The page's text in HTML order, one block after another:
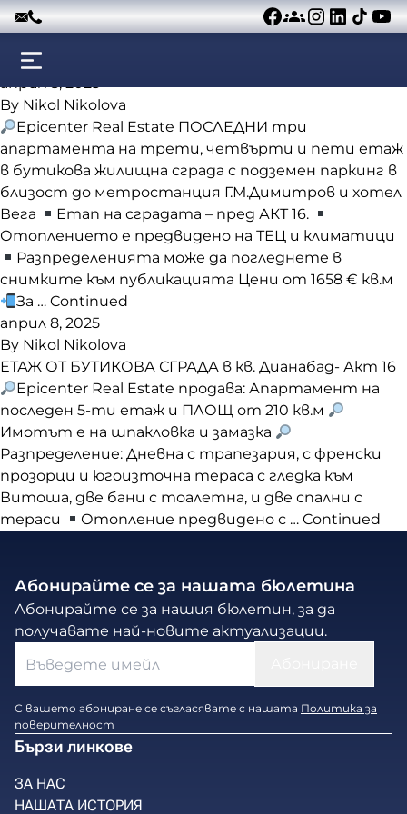
Към съдържанието
април 8, 2025
By Nikol Nikolova
Epicenter Real Estate ПОСЛЕДНИ три
апартамента на трети, четвърти и пети етаж
в бутикова жилищна сграда с подземен паркинг в
близост до метростанция Г.М.Димитров и хотел
Вега
Етап на сградата – пред АКТ 16.
Отоплението е предвидено на ТЕЦ и климатици
Разпределенията може да погледнете в
снимките към публикацията Цени от 1658 € кв.м
За …Continued
април 8, 2025
By Nikol Nikolova
ЕТАЖ ОТ БУТИКОВА СГРАДА в кв. Дианабад- Акт 16
Epicenter Real Estate продава: Апартамент на
последен 5-ти етаж и ПЛОЩ от 210 кв.м
Имотът е на шпакловка и замазка
Разпределение: Дневна с трапезария, с френски
прозорци и югоизточна тераса с гледка към
Витоша, две бани с тоалетна, и две спални с
тераси
Отопление предвидено с …Continued
Абонирайте се за нашата бюлетина
Абонирайте се за нашия бюлетин, за да
получавате най-новите актуализации.
С вашето абониране се съгласявате с нашата Политика за
поверителност
Бързи линкове
ЗА НАС
НАШАТА ИСТОРИЯ